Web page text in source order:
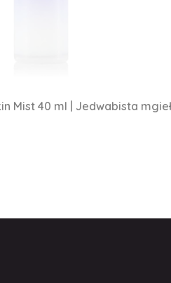
Mist 40 ml | Jedwabista